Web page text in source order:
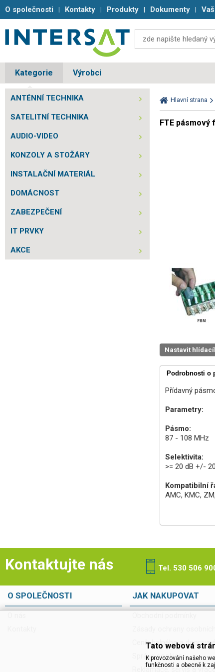
O společnosti Kontakty Produkty Dokumenty
Kategorie Výrobci
ANTÉNNÍ TECHNIKA
SATELITNÍ TECHNIKA
AUDIO-VIDEO
KONZOLY A STOŽÁRY
INSTALAČNÍ MATERIÁL
DOMÁCNOST
ZABEZPEČENÍ
IT PRVKY
AKCE
Hlavní strana
FTE pásmový
Nastavit
Podrobnosti o
Přídavný
Parametry:
Pásmo:
87 - 108 MHz
Selektivita:
>= 20 dB +/-
Kompatibilní
AMC, KMC,
Kontaktujte nás Tel. 530 506
O SPOLEČNOSTI JAK NAKUPOVAT
Ceník balného a
Správa cookies
Reklamace, servis a
Tato webová
K provozování našeho
funkčnosti a obecně k